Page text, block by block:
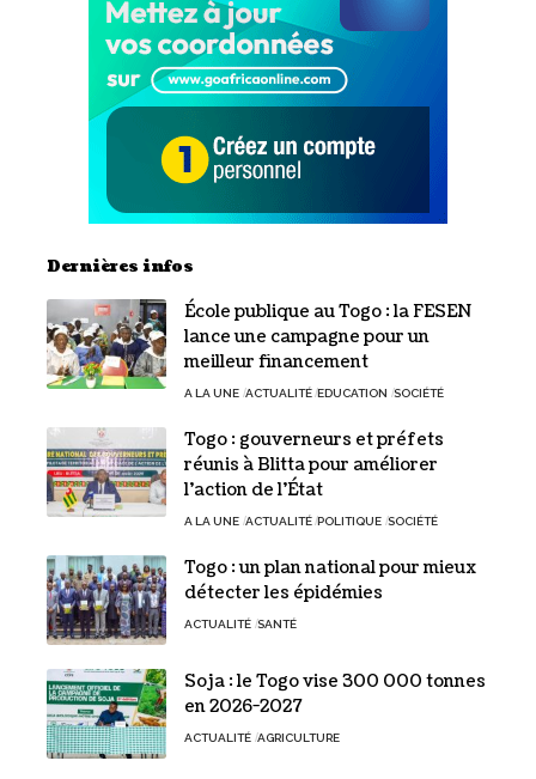
Dernières infos
École publique au Togo : la FESEN
lance une campagne pour un
meilleur financement
A LA UNE ACTUALITÉ EDUCATION SOCIÉTÉ
Togo : gouverneurs et préfets
réunis à Blitta pour améliorer
l’action de l’État
A LA UNE ACTUALITÉ POLITIQUE SOCIÉTÉ
Togo : un plan national pour mieux
détecter les épidémies
ACTUALITÉ SANTÉ
Soja : le Togo vise 300 000 tonnes
en 2026-2027
ACTUALITÉ AGRICULTURE